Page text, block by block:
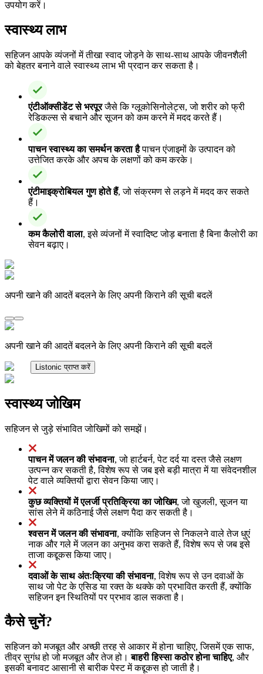
उपयोग करें।
स्वास्थ्य लाभ
सहिजन आपके व्यंजनों में तीखा स्वाद जोड़ने के साथ-साथ आपके जीवनशैली
को बेहतर बनाने वाले स्वास्थ्य लाभ भी प्रदान कर सकता है।
एंटीऑक्सीडेंट से भरपूरजैसे कि ग्लूकोसिनोलेट्स, जो शरीर को फ्री
रेडिकल्स से बचाने और सूजन को कम करने में मदद करते हैं।
पाचन स्वास्थ्य का समर्थन करता हैपाचन एंजाइमों के उत्पादन को
उत्तेजित करके और अपच के लक्षणों को कम करके।
एंटीमाइक्रोबियल गुण होते हैं, जो संक्रमण से लड़ने में मदद कर सकते
हैं।
कम कैलोरी वाला, इसे व्यंजनों में स्वादिष्ट जोड़ बनाता है बिना कैलोरी का
सेवन बढ़ाए।
अपनी खाने की आदतें बदलने के लिए अपनी किराने की सूची बदलें
अपनी खाने की आदतें बदलने के लिए अपनी किराने की सूची बदलें
Listonic प्राप्त करें
स्वास्थ्य जोखिम
सहिजन से जुड़े संभावित जोखिमों को समझें।
पाचन में जलन की संभावना, जो हार्टबर्न, पेट दर्द या दस्त जैसे लक्षण
उत्पन्न कर सकती है, विशेष रूप से जब इसे बड़ी मात्रा में या संवेदनशील
पेट वाले व्यक्तियों द्वारा सेवन किया जाए।
कुछ व्यक्तियों में एलर्जी प्रतिक्रिया का जोखिम, जो खुजली, सूजन या
सांस लेने में कठिनाई जैसे लक्षण पैदा कर सकती है।
श्वसन में जलन की संभावना, क्योंकि सहिजन से निकलने वाले तेज धुएं
नाक और गले में जलन का अनुभव करा सकते हैं, विशेष रूप से जब इसे
ताजा कद्दूकस किया जाए।
दवाओं के साथ अंतःक्रिया की संभावना, विशेष रूप से उन दवाओं के
साथ जो पेट के एसिड या रक्त के थक्के को प्रभावित करती हैं, क्योंकि
सहिजन इन स्थितियों पर प्रभाव डाल सकता है।
कैसे चुनें?
सहिजन को मजबूत और अच्छी तरह से आकार में होना चाहिए, जिसमें एक साफ,
तीव्र सुगंध हो जो मजबूत और तेज हो।बाहरी हिस्सा कठोर होना चाहिए, और
इसकी बनावट आसानी से बारीक पेस्ट में कद्दूकस हो जाती है।